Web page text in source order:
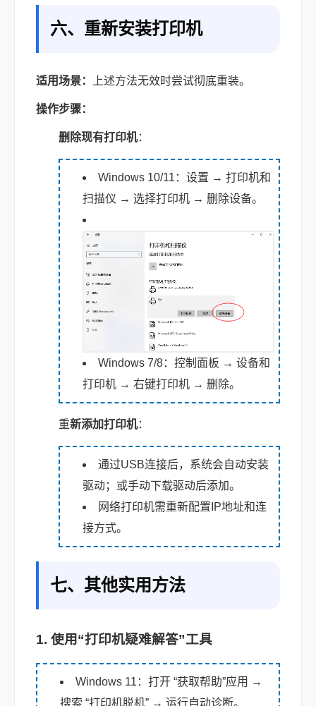
六、重新安装打印机
适用场景： 上述方法无效时尝试彻底重装。
操作步骤：
删除现有打印机：
Windows 10/11：设置 → 打印机和
扫描仪 → 选择打印机 → 删除设备。
Windows 7/8：控制面板 → 设备和
打印机 → 右键打印机 → 删除。
重新添加打印机：
通过USB连接后，系统会自动安装
驱动；或手动下载驱动后添加。
网络打印机需重新配置IP地址和连
接方式。
七、其他实用方法
1. 使用“打印机疑难解答”工具
Windows 11：打开 “获取帮助”应用 →
搜索 “打印机脱机” → 运行自动诊断。